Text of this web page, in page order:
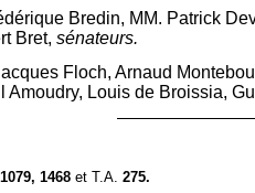
Bredin, MM. Patrick
Bret, sénateurs.
Floch, Arnaud
Amoudry, Louis de Broissia,
1079, 1468 et T.A. 275.